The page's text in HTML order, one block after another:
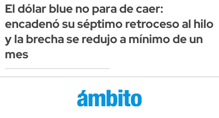
El dólar blue no para de caer:
encadenó su séptimo retroceso al hilo
y la brecha se redujo a mínimo de un
mes